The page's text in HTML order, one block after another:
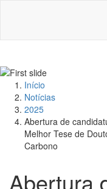
Início
Notícias
2025
Abertura de
Melhor Tese de
Carbono
Abertura